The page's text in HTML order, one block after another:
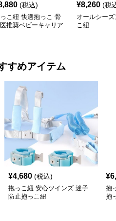
(税込)
こ紐 快適抱っこ 骨
推奨ベビーキャリア
¥8,260 (税
オールシーズ
こ紐
すめアイテム
¥4,680 (税込)
抱っこ紐 安心ツインズ 迷子
防止抱っこ紐
¥
抱
抱